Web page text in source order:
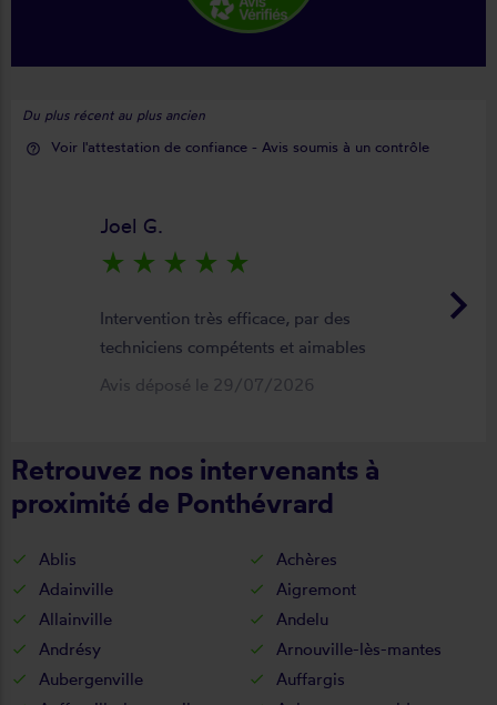
Du plus récent au plus ancien
help_outline Voir l'attestation de confiance - Avis soumis à un contrôle
keyboard_arrow_right
Joel G.
star_rate star_rate star_rate star_rate star_rate
Intervention très efficace, par des
techniciens compétents et aimables
Avis déposé le 29/07/2026
Retrouvez nos intervenants à
proximité de Ponthévrard
Ablis
Achères
Adainville
Aigremont
Allainville
Andelu
Andrésy
Arnouville-lès-mantes
Aubergenville
Auffargis